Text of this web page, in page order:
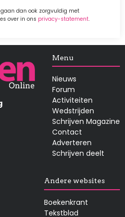
dan ook zorgvuldig met
over in ons privacy-statement.
Menu
Nieuws
Forum
Activiteiten
Wedstrijden
Schrijven Magazine
Contact
Adverteren
Schrijven deelt
Andere websites
Boekenkrant
Tekstblad